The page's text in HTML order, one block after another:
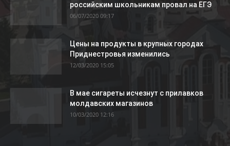
российским школьникам провал на ЕГЭ
06/07/2020 09:17
Цены на продукты в крупных городах
Приднестровья изменились
12/03/2020 15:05
В мае сигареты исчезнут с прилавков
молдавских магазинов
10/03/2020 12:16